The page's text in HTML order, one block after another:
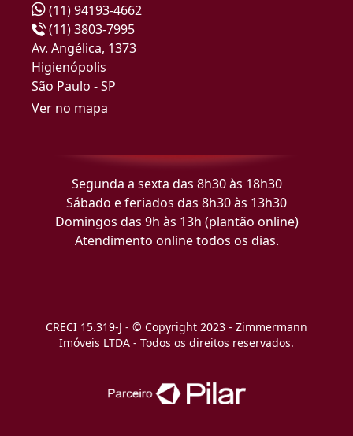
(11) 94193-4662
(11) 3803-7995
Av. Angélica, 1373
Higienópolis
São Paulo - SP
Ver no mapa
Segunda a sexta das 8h30 às 18h30
Sábado e feriados das 8h30 às 13h30
Domingos das 9h às 13h (plantão online)
Atendimento online todos os dias.
CRECI 15.319-J - © Copyright 2023 - Zimmermann
Imóveis LTDA - Todos os direitos reservados.